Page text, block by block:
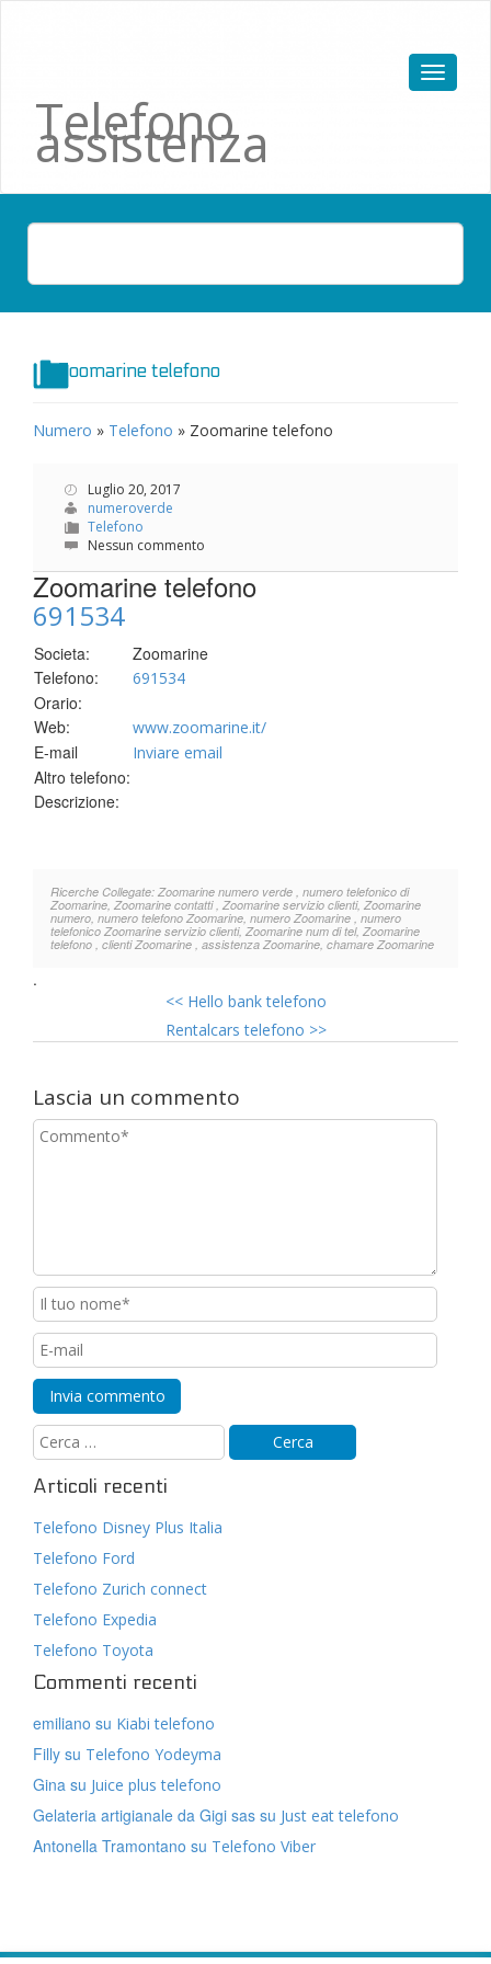
Telefono
assistenza
Zoomarine telefono
Numero » Telefono » Zoomarine telefono
Luglio 20, 2017
numeroverde
Telefono
Nessun commento
Zoomarine telefono
691534
Societa:
Zoomarine
Telefono:
691534
Orario:
Web:
www.zoomarine.it/
E-mail Inviare email
Altro telefono:
Descrizione:
Ricerche Collegate: Zoomarine numero verde , numero telefonico di
Zoomarine, Zoomarine contatti , Zoomarine servizio clienti, Zoomarine
numero, numero telefono Zoomarine, numero Zoomarine , numero
telefonico Zoomarine servizio clienti, Zoomarine num di tel, Zoomarine
telefono , clienti Zoomarine , assistenza Zoomarine, chamare Zoomarine
.
<< Hello bank telefono
Rentalcars telefono >>
Lascia un commento
Articoli recenti
Telefono Disney Plus Italia
Telefono Ford
Telefono Zurich connect
Telefono Expedia
Telefono Toyota
Commenti recenti
emiliano su Kiabi telefono
Filly su Telefono Yodeyma
Gina su Juice plus telefono
Gelateria artigianale da Gigi sas su Just eat telefono
Antonella Tramontano su Telefono Viber